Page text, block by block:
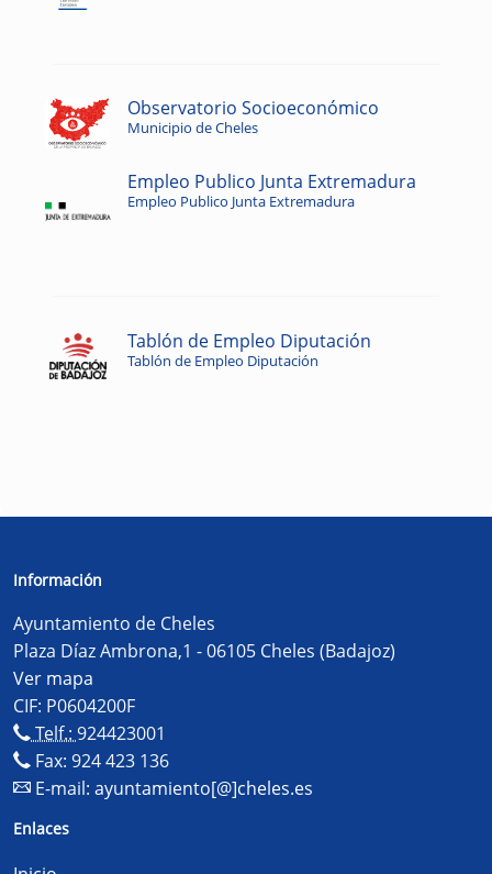
Observatorio Socioeconómico
Municipio de Cheles
Empleo Publico Junta Extremadura
Empleo Publico Junta Extremadura
Tablón de Empleo Diputación
Tablón de Empleo Diputación
Información
Ayuntamiento de Cheles
Plaza Díaz Ambrona,1 - 06105 Cheles (Badajoz)
Ver mapa
CIF: P0604200F
Telf.: 924423001
Fax: 924 423 136
E-mail: ayuntamiento[@]cheles.es
Enlaces